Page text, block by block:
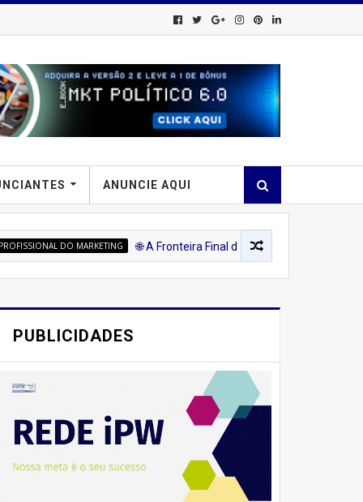
ANUNCIE AQUI
MARKETING 🌐 A Fronteira Final das Vendas: Como o Marketing 6.0 de
PUBLICIDADES